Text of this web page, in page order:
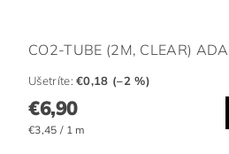
CO2-TUBE (2M, CLEAR) ADA
Ušetríte:€0,18 (–2 %)
€6,90
€3,45 / 1 m